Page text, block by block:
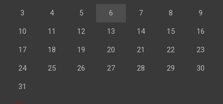
3 4 5 6 7 8 9
10 11 12 13 14 15 16
17 18 19 20 21 22 23
24 25 26 27 28 29 30
31